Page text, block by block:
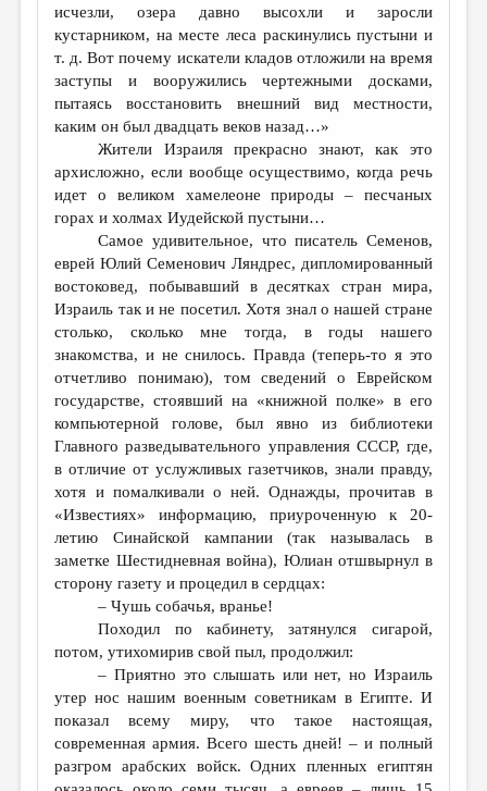
исчезли, озера давно высохли и заросли
кустарником, на месте леса раскинулись пустыни и
т. д. Вот почему искатели кладов отложили на время
заступы и вооружились чертежными досками,
пытаясь восстановить внешний вид местности,
каким он был двадцать веков назад…»
Жители Израиля прекрасно знают, как это
архисложно, если вообще осуществимо, когда речь
идет о великом хамелеоне природы – песчаных
горах и холмах Иудейской пустыни…
Самое удивительное, что писатель Семенов,
еврей Юлий Семенович Ляндрес, дипломированный
востоковед, побывавший в десятках стран мира,
Израиль так и не посетил. Хотя знал о нашей стране
столько, сколько мне тогда, в годы нашего
знакомства, и не снилось. Правда (теперь-то я это
отчетливо понимаю), том сведений о Еврейском
государстве, стоявший на «книжной полке» в его
компьютерной голове, был явно из библиотеки
Главного разведывательного управления СССР, где,
в отличие от услужливых газетчиков, знали правду,
хотя и помалкивали о ней. Однажды, прочитав в
«Известиях» информацию, приуроченную к 20-
летию Синайской кампании (так называлась в
заметке Шестидневная война), Юлиан отшвырнул в
сторону газету и процедил в сердцах:
– Чушь собачья, вранье!
Походил по кабинету, затянулся сигарой,
потом, утихомирив свой пыл, продолжил:
– Приятно это слышать или нет, но Израиль
утер нос нашим военным советникам в Египте. И
показал всему миру, что такое настоящая,
современная армия. Всего шесть дней! – и полный
разгром арабских войск. Одних пленных египтян